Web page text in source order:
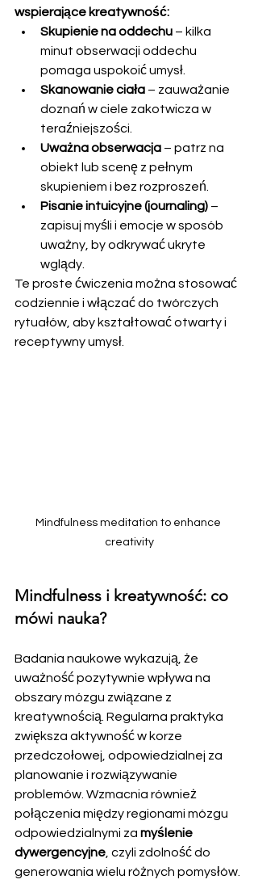
wspierające kreatywność:
Skupienie na oddechu – kilka
minut obserwacji oddechu
pomaga uspokoić umysł.
Skanowanie ciała – zauważanie
doznań w ciele zakotwicza w
teraźniejszości.
Uważna obserwacja – patrz na
obiekt lub scenę z pełnym
skupieniem i bez rozproszeń.
Pisanie intuicyjne (journaling) –
zapisuj myśli i emocje w sposób
uważny, by odkrywać ukryte
wglądy.
Te proste ćwiczenia można stosować
codziennie i włączać do twórczych
rytuałów, aby kształtować otwarty i
receptywny umysł.
Mindfulness meditation to enhance
creativity
Mindfulness i kreatywność: co
mówi nauka?
Badania naukowe wykazują, że
uważność pozytywnie wpływa na
obszary mózgu związane z
kreatywnością. Regularna praktyka
zwiększa aktywność w korze
przedczołowej, odpowiedzialnej za
planowanie i rozwiązywanie
problemów. Wzmacnia również
połączenia między regionami mózgu
odpowiedzialnymi za myślenie
dywergencyjne , czyli zdolność do
generowania wielu różnych pomysłów.